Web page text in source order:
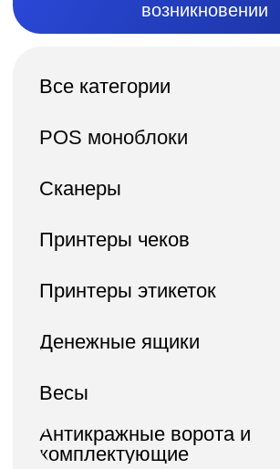
Принтеры чеков
Весы
комплектующие
Расходные
материалы